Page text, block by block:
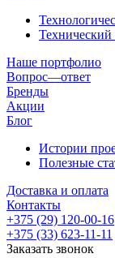
Технический
Наше портфолио
Вопрос—ответ
Бренды
Акции
Блог
Истории
Полезные
Доставка и оплата
Контакты
+375 (29) 120-00-16
+375 (33) 623-11-11
Заказать звонок